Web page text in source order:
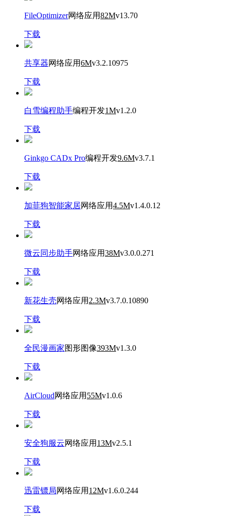
FileOptimizer网络应用82Mv13.70
下载
共享器网络应用6Mv3.2.10975
下载
白雪编程助手编程开发1Mv1.2.0
下载
Ginkgo CADx Pro编程开发9.6Mv3.7.1
下载
加菲狗智能家居网络应用4.5Mv1.4.0.12
下载
微云同步助手网络应用38Mv3.0.0.271
下载
新花生壳网络应用 2.3Mv3.7.0.10890
下载
全民漫画家图形图像393Mv1.3.0
下载
AirCloud网络应用 55Mv1.0.6
下载
安全狗服云网络应用 13Mv2.5.1
下载
迅雷镖局网络应用 12Mv1.6.0.244
下载